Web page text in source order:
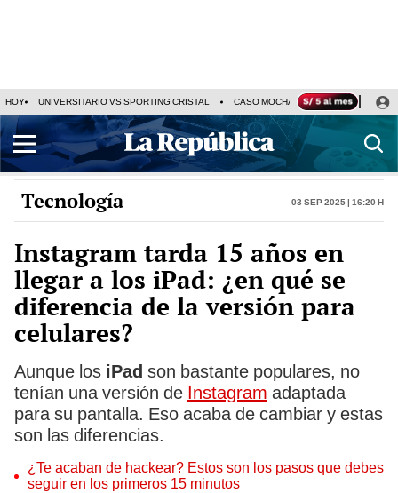
HOY UNIVERSITARIO VS SPORTING CRISTAL CASO MOCHASUELDOS
Tecnología 03 Sep 2025 | 16:20 h
Instagram tarda 15 años en
llegar a los iPad: ¿en qué se
diferencia de la versión para
celulares?
Aunque los iPad son bastante populares, no
tenían una versión de Instagram adaptada
para su pantalla. Eso acaba de cambiar y estas
son las diferencias.
¿Te acaban de hackear? Estos son los pasos que debes
seguir en los primeros 15 minutos